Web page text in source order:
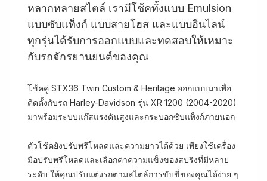
หลากหลายสไตล์ เรามีโช้คทั้งแบบ Emulsion
แบบซับแท็งก์ แบบสายโฮส และแบบอินไลน์
ทุกรุ่นได้รับการออกแบบและทดสอบให้เหมาะ
กับรถจักรยานยนต์ของคุณ
โช้คคู่ STX36 Twin Custom & Heritage ออกแบบมาเพื่อ
ติดตั้งกับรถ Harley-Davidson รุ่น XR 1200 (2004-2020)
มาพร้อมระบบแก๊สแรงดันสูงและกระบอกซับแท็งก์ภายนอก
ตัวโช้คยังปรับพรีโหลดและความยาวได้ด้วย เพียงใช้เครื่อง
มือปรับพรีโหลดและเลือกค่าความแข็งของสปริงที่มีหลาย
ระดับ ให้คุณปรับแต่งรถตามสไตล์การขับขี่ของคุณได้ง่าย ๆ